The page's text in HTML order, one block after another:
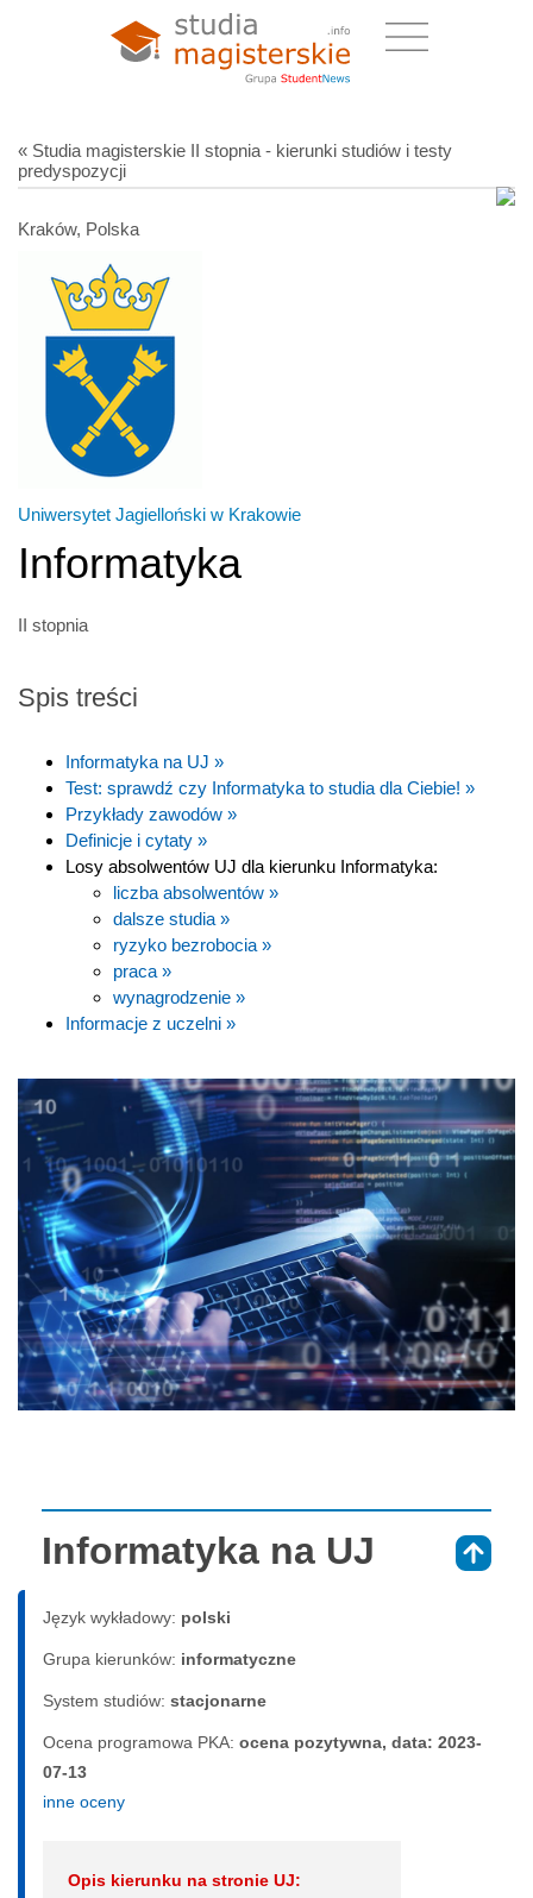
« Studia magisterskie II stopnia - kierunki studiów i testy
predyspozycji
Kraków, Polska
Uniwersytet Jagielloński w Krakowie
Informatyka
II stopnia
Spis treści
Informatyka na UJ »
Test: sprawdź czy Informatyka to studia dla Ciebie! »
Przykłady zawodów »
Definicje i cytaty »
Losy absolwentów UJ dla kierunku Informatyka:
liczba absolwentów »
dalsze studia »
ryzyko bezrobocia »
praca »
wynagrodzenie »
Informacje z uczelni »
Informatyka na UJ
Język wykładowy: polski
Grupa kierunków: informatyczne
System studiów: sta­cjo­nar­ne
Ocena programowa PKA: ocena pozytywna, data: 2023-
07-13
inne oceny
Opis kierunku na stronie UJ: